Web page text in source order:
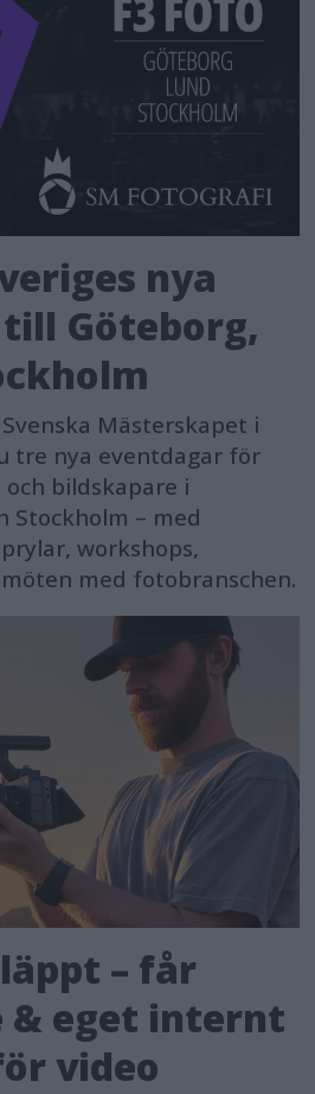
nya
Göteborg,
Mästerskapet i
tre nya eventdagar för
bildskapare i
Stockholm – med
workshops,
med fotobranschen.
– får
& eget internt
video